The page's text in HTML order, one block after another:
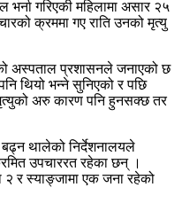
गरिएकी महिलामा असार २५
क्रममा गए राति उनको मृत्यु
अस्पताल प्रशासनले जनाएको छ
थियो भन्ने सुनिएको र पछि
अरु कारण पनि हुनसक्छ तर
थालेको निर्देशनालयले
उपचाररत रहेका छन् ।
र स्याङ्जामा एक जना रहेको